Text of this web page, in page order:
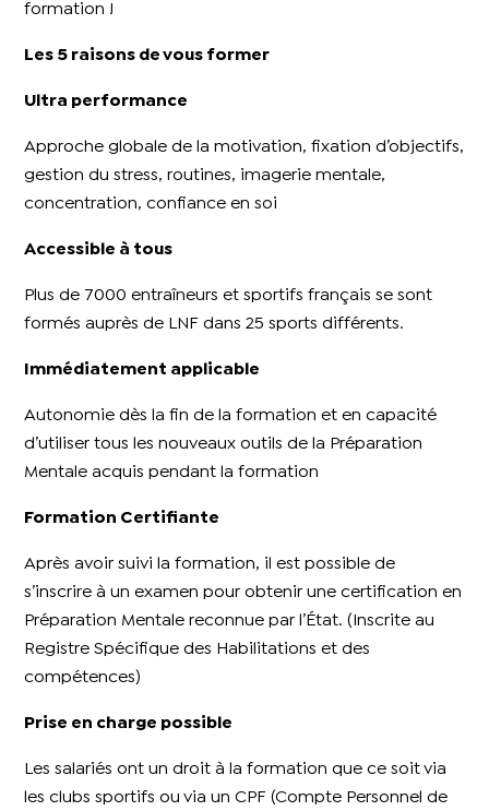
formation !
Les 5 raisons de vous former
Ultra performance
Approche globale de la motivation, fixation d’objectifs,
gestion du stress, routines, imagerie mentale,
concentration, confiance en soi
Accessible à tous
Plus de 7000 entraîneurs et sportifs français se sont
formés auprès de LNF dans 25 sports différents.
Immédiatement applicable
Autonomie dès la fin de la formation et en capacité
d’utiliser tous les nouveaux outils de la Préparation
Mentale acquis pendant la formation
Formation Certifiante
Après avoir suivi la formation, il est possible de
s’inscrire à un examen pour obtenir une certification en
Préparation Mentale reconnue par l’État. (Inscrite au
Registre Spécifique des Habilitations et des
compétences)
Prise en charge possible
Les salariés ont un droit à la formation que ce soit via
les clubs sportifs ou via un CPF (Compte Personnel de